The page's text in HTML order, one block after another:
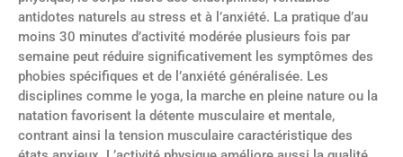
antidotes naturels au stress et à l’anxiété. La pratique d’au
moins 30 minutes d’activité modérée plusieurs fois par
semaine peut réduire significativement les symptômes des
phobies spécifiques et de l’anxiété généralisée. Les
disciplines comme le yoga, la marche en pleine nature ou la
natation favorisent la détente musculaire et mentale,
contrant ainsi la tension musculaire caractéristique des